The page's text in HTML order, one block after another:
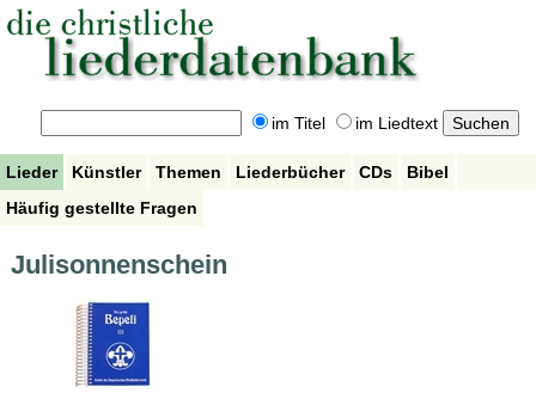
im Titel im Liedtext
Lieder Künstler Themen Liederbücher CDs
Bibel
Häufig gestellte Fragen
Julisonnenschein